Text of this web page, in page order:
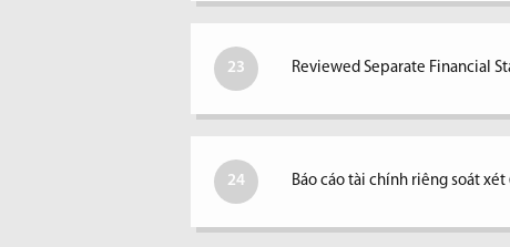
23 Reviewed Separate Financial
24 Báo cáo tài chính riêng soát